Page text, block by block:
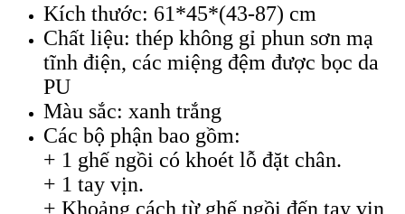
Kích thước: 61*45*(43-87) cm
Chất liệu: thép không gỉ phun sơn mạ
tĩnh điện, các miệng đệm được bọc da
PU
Màu sắc: xanh trắng
Các bộ phận bao gồm:
+ 1 ghế ngồi có khoét lỗ đặt chân.
+ 1 tay vịn.
+ Khoảng cách từ ghế ngồi đến tay vịn